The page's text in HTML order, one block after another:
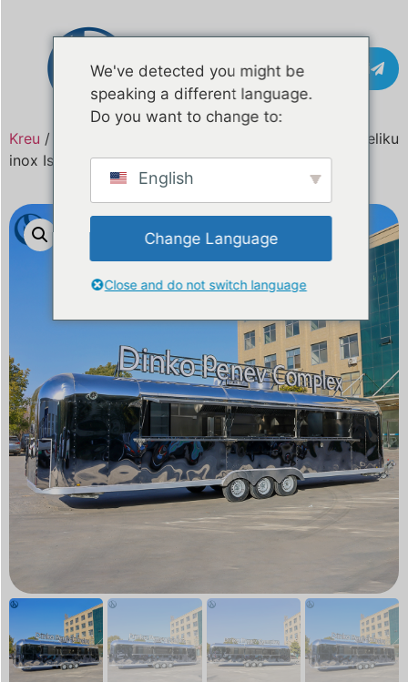
Kontakti
Kreu /
/ 32 ft Trailer celular ushqimor prej çeliku
inox Islanda
We've detected you might be
speaking a different language.
Do you want to change to:
English
Change Language
Close and do not switch language